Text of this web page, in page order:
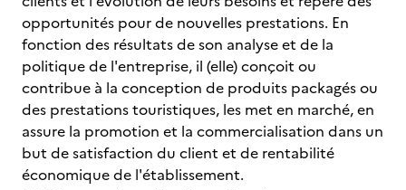
opportunités pour de nouvelles prestations. En
fonction des résultats de son analyse et de la
politique de l'entreprise, il (elle) conçoit ou
contribue à la conception de produits packagés ou
des prestations touristiques, les met en marché, en
assure la promotion et la commercialisation dans un
but de satisfaction du client et de rentabilité
économique de l'établissement.